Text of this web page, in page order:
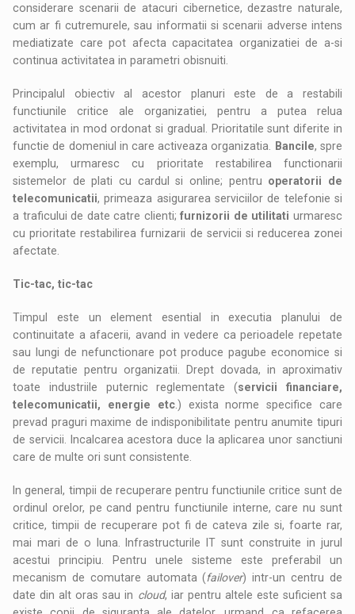
considerare scenarii de atacuri cibernetice, dezastre naturale,
cum ar fi cutremurele, sau informatii si scenarii adverse intens
mediatizate care pot afecta capacitatea organizatiei de a-si
continua activitatea in parametri obisnuiti.
Principalul obiectiv al acestor planuri este de a restabili
functiunile critice ale organizatiei, pentru a putea relua
activitatea in mod ordonat si gradual. Prioritatile sunt diferite in
functie de domeniul in care activeaza organizatia.
Bancile, spre
exemplu, urmaresc cu prioritate restabilirea functionarii
sistemelor de plati cu cardul si online; pentru operatorii de
telecomunicatii, primeaza asigurarea serviciilor de telefonie si
a traficului de date catre clienti;furnizorii de utilitati urmaresc
cu prioritate restabilirea furnizarii de servicii si reducerea zonei
afectate.
Tic-tac, tic-tac
Timpul este un element esential in executia planului de
continuitate a afacerii, avand in vedere ca perioadele repetate
sau lungi de nefunctionare pot produce pagube economice si
de reputatie pentru organizatii. Drept dovada, in aproximativ
toate industriile puternic reglementate (servicii financiare,
telecomunicatii, energie etc.) exista norme specifice care
prevad praguri maxime de indisponibilitate pentru anumite tipuri
de servicii. Incalcarea acestora duce la aplicarea unor sanctiuni
care de multe ori sunt consistente.
In general, timpii de recuperare pentru functiunile critice sunt de
ordinul orelor, pe cand pentru functiunile interne, care nu sunt
critice, timpii de recuperare pot fi de cateva zile si, foarte rar,
mai mari de o luna. Infrastructurile IT sunt construite in jurul
acestui principiu. Pentru unele sisteme este preferabil un
mecanism de comutare automata (failover) intr-un centru de
date din alt oras sau in cloud, iar pentru altele este suficient sa